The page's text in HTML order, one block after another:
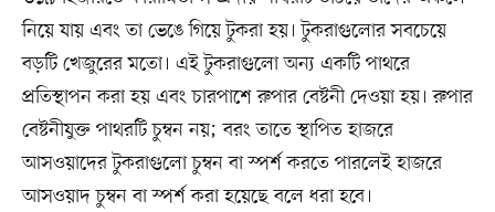
নিয়ে যায় এবং তা ভেঙে গিয়ে টুকরা হয়। টুকরাগুলোর সবচেয়ে
বড়টি খেজুরের মতো। এই টুকরাগুলো অন্য একটি পাথরে
প্রতিস্থাপন করা হয় এবং চারপাশে রুপার বেষ্টনী দেওয়া হয়। রুপার
বেষ্টনীযুক্ত পাথরটি চুম্বন নয়; বরং তাতে স্থাপিত হাজরে
আসওয়াদের টুকরাগুলো চুম্বন বা স্পর্শ করতে পারলেই হাজরে
আসওয়াদ চুম্বন বা স্পর্শ করা হয়েছে বলে ধরা হবে।